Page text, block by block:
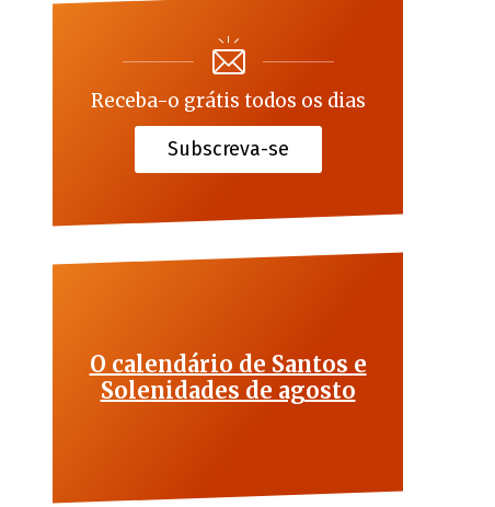
Receba-o grátis todos os dias
Subscreva-se
O calendário de Santos e
Solenidades de agosto